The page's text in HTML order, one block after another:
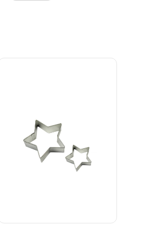
cm Stor: 6,3 x 8,4 x H 2,2 cm
farver og drys for at give dine